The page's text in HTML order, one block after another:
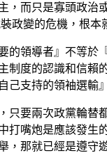
，而只是寡頭政治
政變的危機，根本
領導者』不等於『
制度的認識和信賴
己支持的領袖選輸
要兩次政黨輪替都
打嘴炮是應該發生
，那就已經是遵守